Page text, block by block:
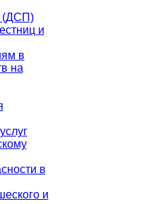
(ДСП)
и
в
на
в
и